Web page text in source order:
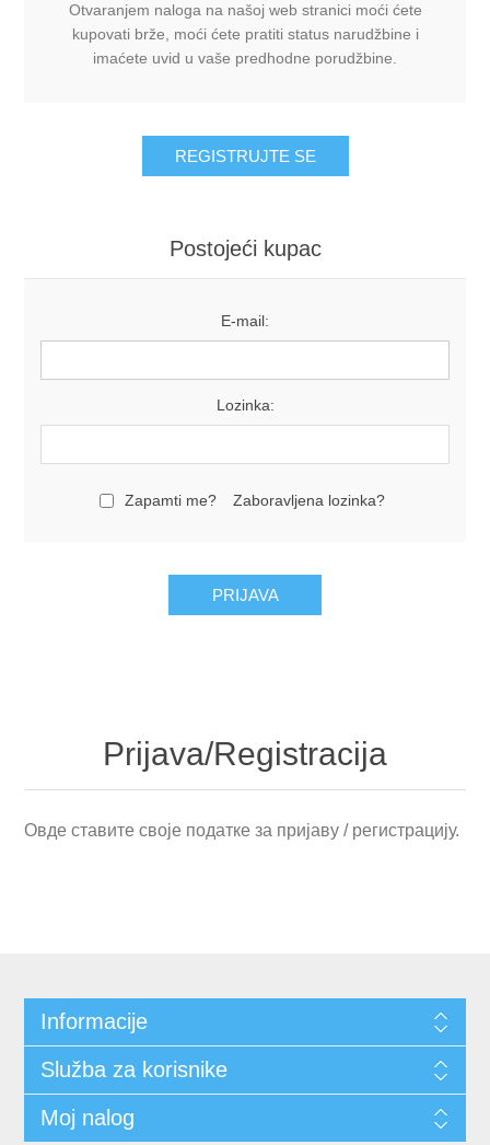
Otvaranjem naloga na našoj web stranici moći ćete
kupovati brže, moći ćete pratiti status narudžbine i
imaćete uvid u vaše predhodne porudžbine.
Postojeći kupac
E-mail:
Lozinka:
Zapamti me? Zaboravljena lozinka?
Prijava/Registracija
Овде ставите своје податке за пријаву / регистрацију.
Informacije
Služba za korisnike
Moj nalog